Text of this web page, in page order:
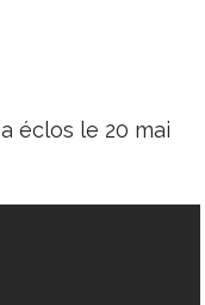
éclos le 20 mai